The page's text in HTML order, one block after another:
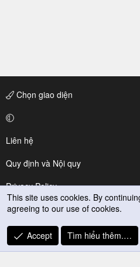
Chọn giao diện
Liên hệ
Quy định và Nội quy
Privacy Policy
Trợ giúp
R
S
This site uses cookies. By
agreeing to our use of cookies.
Accept Tìm hiểu thêm.…